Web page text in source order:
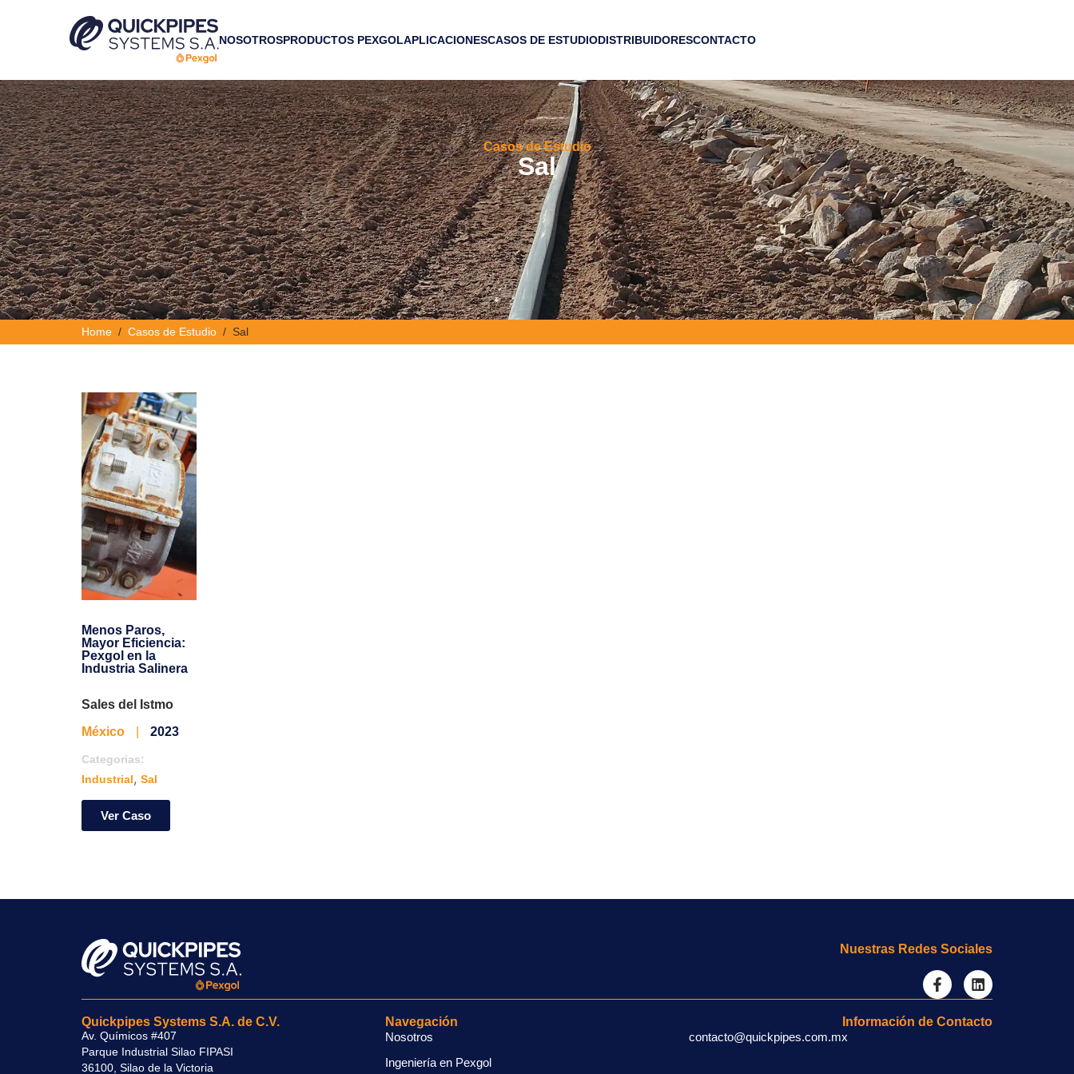
NOSOTROSPRODUCTOS PEXGOLAPLICACIONESCASOS DE ESTUDIODISTRIBUIDORESCONTACTO
Casos de Estudio
Sal
Home Casos de Estudio Sal
Menos Paros,
Mayor Eficiencia:
Pexgol en la
Industria Salinera
Sales del Istmo
México
2023
Categorias:
Industrial, Sal
Ver Caso
Nuestras Redes Sociales
Quickpipes Systems S.A. de C.V.
Av. Químicos #407
Parque Industrial Silao FIPASI
36100, Silao de la Victoria
Navegación
Nosotros
Ingeniería en Pexgol
Información de Contacto
contacto@quickpipes.com.mx